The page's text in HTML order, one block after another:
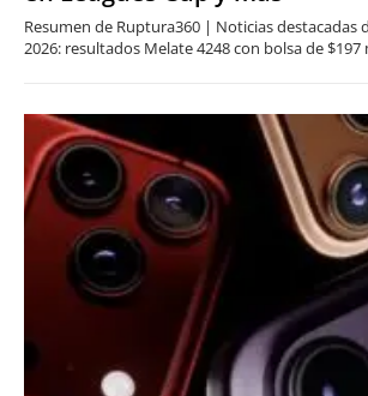
Resumen de Ruptura360 | Noticias destacadas
2026: resultados Melate 4248 con bolsa de $197